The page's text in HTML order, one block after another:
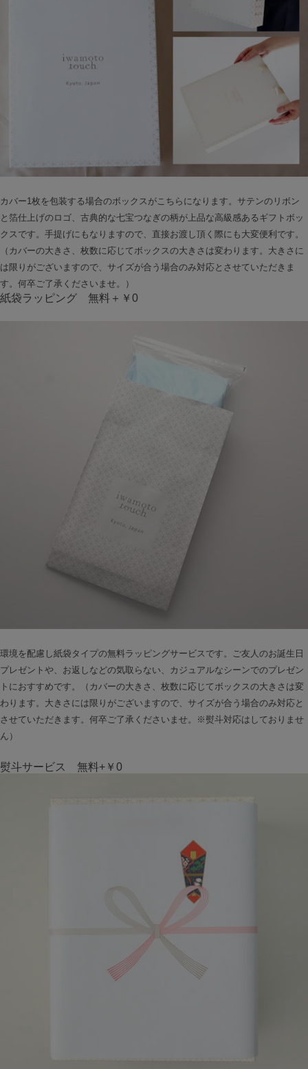
カバー1枚を包装する場合のボックスがこちらになります。サテンのリボン
と箔仕上げのロゴ、古典的な七宝つなぎの柄が上品な高級感あるギフトボッ
クスです。手提げにもなりますので、直接お渡し頂く際にも大変便利です。
（カバーの大きさ、枚数に応じてボックスの大きさは変わります。大きさに
は限りがございますので、サイズが合う場合のみ対応とさせていただきま
す。何卒ご了承くださいませ。）
紙袋ラッピング 無料＋￥0
環境を配慮し紙袋タイプの無料ラッピングサービスです。ご友人のお誕生日
プレゼントや、お返しなどの気取らない、カジュアルなシーンでのプレゼン
トにおすすめです。（カバーの大きさ、枚数に応じてボックスの大きさは変
わります。大きさには限りがございますので、サイズが合う場合のみ対応と
させていただきます。何卒ご了承くださいませ。※熨斗対応はしておりませ
ん）
熨斗サービス 無料+￥0